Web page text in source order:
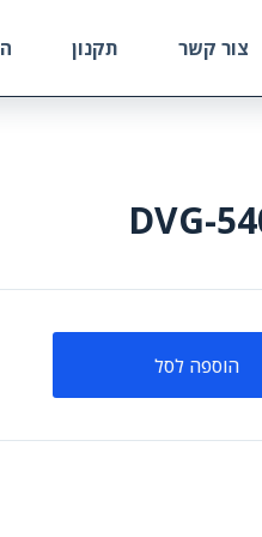
צור קשר תקנון
הוספה לסל